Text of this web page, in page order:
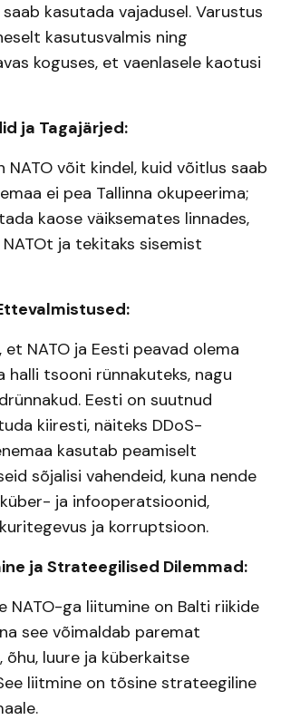
kasutada vajadusel. Varustus
kasutusvalmis ning
koguses, et vaenlasele kaotusi
ja Tagajärjed:
NATO võit kindel, kuid võitlus saab
ei pea Tallinna okupeerima;
kaose väiksemates linnades,
ja tekitaks sisemist
NATO ja Eesti peavad olema
halli tsooni rünnakuteks, nagu
Eesti on suutnud
kiiresti, näiteks DDoS-
kasutab peamiselt
sõjalisi vahendeid, kuna nende
ja infooperatsioonid,
ja korruptsioon.
ja Strateegilised Dilemmad:
NATO-ga liitumine on Balti riikide
see võimaldab paremat
luure ja küberkaitse
liitmine on tõsine strateegiline